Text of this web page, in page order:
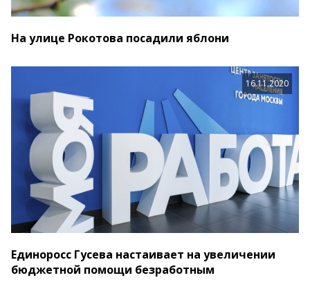
На улице Рокотова посадили яблони
16.11.2020
Единоросс Гусева настаивает на увеличении
бюджетной помощи безработным